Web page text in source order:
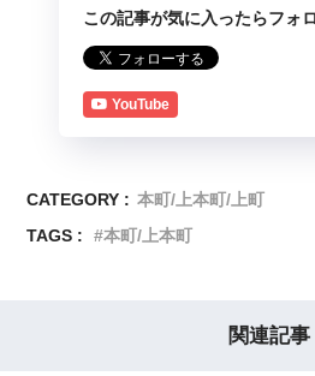
この記事が気に入ったらフォ
YouTube
CATEGORY : 本町/上本町/上町
TAGS :
本町/上本町
関連記事